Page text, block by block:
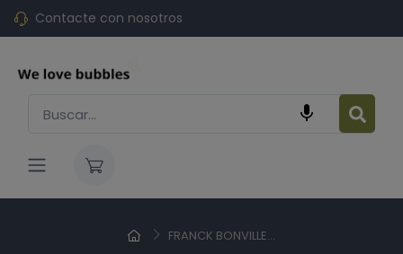
Contacte con nosotros

FRANCK BONVILLE...